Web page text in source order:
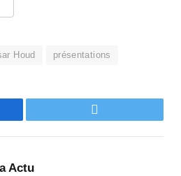
Houd présentations
Twitter
Actu